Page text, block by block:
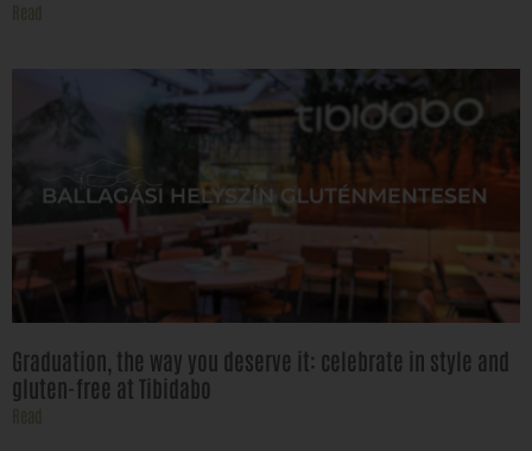
Graduation, the way you deserve it: celebrate in style and
gluten-free at Tibidabo